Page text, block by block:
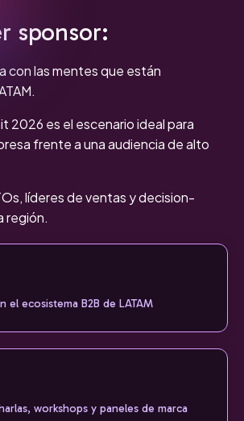
sponsor:
con las mentes que están
2026 es el escenario ideal para
frente a una audiencia de alto
líderes de ventas y decision-
región.
el ecosistema B2B de LATAM
workshops y paneles de marca